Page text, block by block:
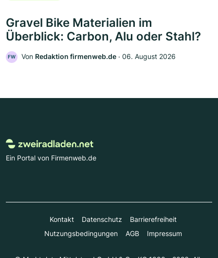
Gravel Bike Materialien im
Überblick: Carbon, Alu oder Stahl?
FW Von Redaktion firmenweb.de ‧ 06. August 2026
Ein Portal von Firmenweb.de
Kontakt Datenschutz
Barrierefreiheit
Nutzungsbedingungen
AGB Impressum